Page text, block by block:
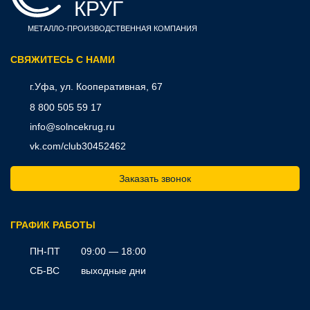
КРУГ
МЕТАЛЛО-ПРОИЗВОДСТВЕННАЯ КОМПАНИЯ
CВЯЖИТЕСЬ С НАМИ
г.Уфа, ул. Кооперативная, 67
8 800 505 59 17
info@solncekrug.ru
vk.com/club30452462
Заказать звонок
ГРАФИК РАБОТЫ
ПН-ПТ
09:00 — 18:00
СБ-ВС
выходные дни